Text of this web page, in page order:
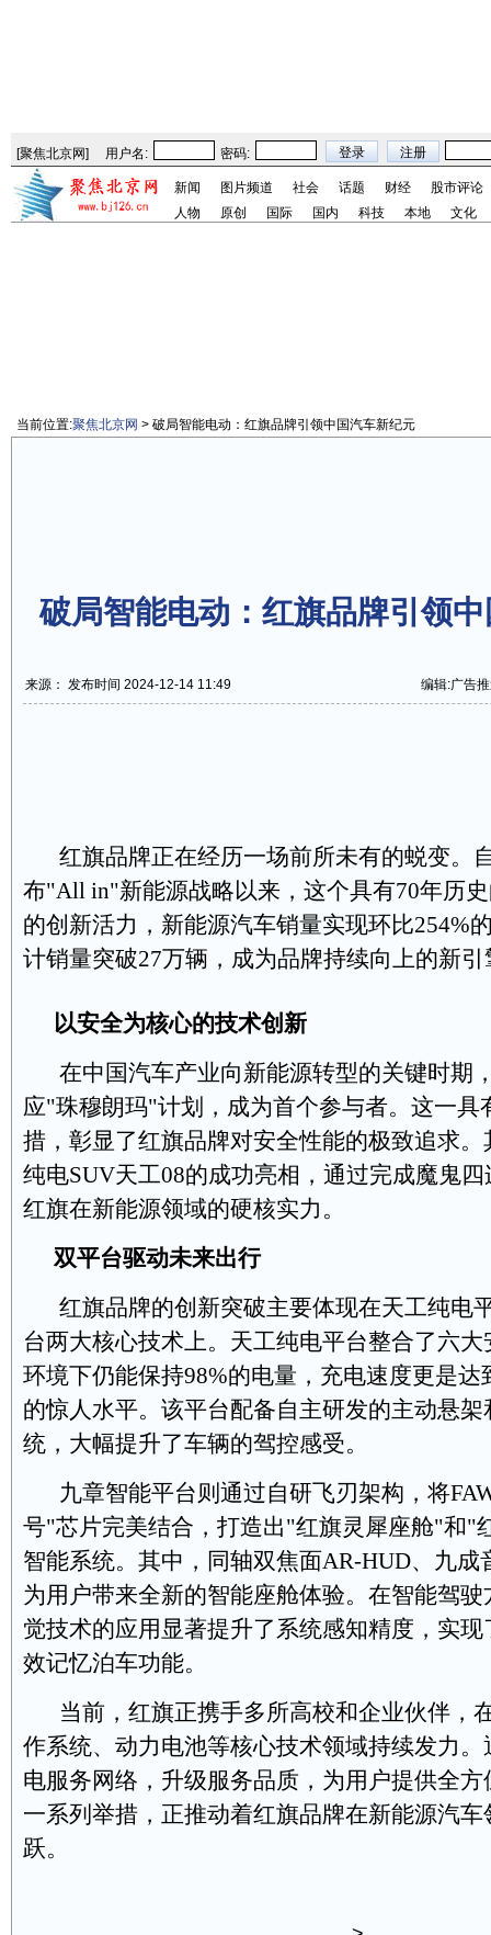
[聚焦北京网] 用户名: 密码:
新闻 图片频道 社会 话题 财经
股市评论
人物
原创 国际 国内 科技 本地 文化
当前位置:聚焦北京网 > 破局智能电动：红旗品牌引领中国汽车新纪元
破局智能电动：红旗品牌引领
来源： 发布时间 2024-12-14 11:49 编辑:广告
红旗品牌正在经历一场前所未有的蜕变。
布"All in"新能源战略以来，这个具有70年历
的创新活力，新能源汽车销量实现环比254%
计销量突破27万辆，成为品牌持续向上的新引
以安全为核心的技术创新
在中国汽车产业向新能源转型的关键时期
应"珠穆朗玛"计划，成为首个参与者。这一具
措，彰显了红旗品牌对安全性能的极致追求
纯电SUV天工08的成功亮相，通过完成魔鬼
红旗在新能源领域的硬核实力。
双平台驱动未来出行
红旗品牌的创新突破主要体现在天工纯电
台两大核心技术上。天工纯电平台整合了六
环境下仍能保持98%的电量，充电速度更是达
的惊人水平。该平台配备自主研发的主动悬
统，大幅提升了车辆的驾控感受。
九章智能平台则通过自研飞刃架构，将
号"芯片完美结合，打造出"红旗灵犀座舱"和"
智能系统。其中，同轴双焦面AR-HUD、九成
为用户带来全新的智能座舱体验。在智能驾
觉技术的应用显著提升了系统感知精度，实
效记忆泊车功能。
当前，红旗正携手多所高校和企业伙伴，
作系统、动力电池等核心技术领域持续发力
电服务网络，升级服务品质，为用户提供全
一系列举措，正推动着红旗品牌在新能源汽
跃。